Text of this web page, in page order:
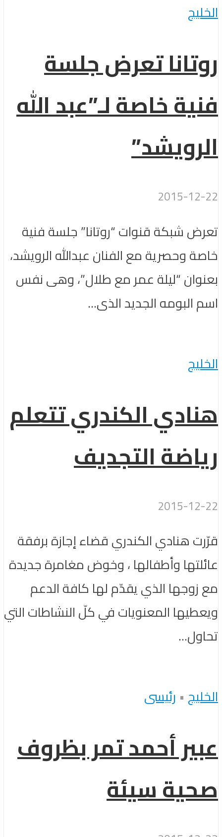
الخليج
روتانا تعرض جلسة
فنية خاصة لـ”عبد الله
الرويشد”
2015-12-22
تعرض شبكة قنوات “روتانا” جلسة فنية
خاصة وحصرية مع الفنان عبدالله الرويشد،
بعنوان “ليلة عمر مع طلال”، وهى نفس
اسم البومه الجديد الذى...
الخليج
هنادي الكندري تتعلم
رياضة التجديف
2015-12-22
قرّرت هنادي الكندري قضاء إجازة برفقة
عائلتها وأطفالها ، وخوض مغامرة جديدة
مع زوجها الذي يقدّم لها كافة الدعم
ويعطيها المعنويات في كلّ النشاطات التي
تحاول...
الخليج • رئيسى
عبير أحمد تمر بظروف
صحية سيئة